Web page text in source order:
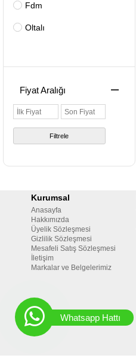
Fdm
Oltalı
Fiyat Aralığı
Filtrele
Kurumsal
Anasayfa
Hakkımızda
Üyelik Sözleşmesi
Gizlilik Sözleşmesi
Mesafeli Satış Sözleşmesi
İletişim
Markalar ve Belgelerimiz
Whatsapp Hattı